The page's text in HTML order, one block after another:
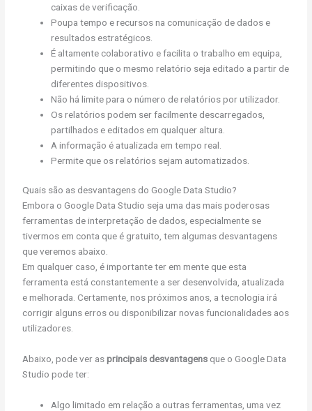
caixas de verificação.
Poupa tempo e recursos na comunicação de dados e
resultados estratégicos.
É altamente colaborativo e facilita o trabalho em equipa,
permitindo que o mesmo relatório seja editado a partir de
diferentes dispositivos.
Não há limite para o número de relatórios por utilizador.
Os relatórios podem ser facilmente descarregados,
partilhados e editados em qualquer altura.
A informação é atualizada em tempo real.
Permite que os relatórios sejam automatizados.
Quais são as desvantagens do Google Data Studio?
Embora o Google Data Studio seja uma das mais poderosas
ferramentas de interpretação de dados, especialmente se
tivermos em conta que é gratuito, tem algumas desvantagens
que veremos abaixo.
Em qualquer caso, é importante ter em mente que esta
ferramenta está constantemente a ser desenvolvida, atualizada
e melhorada. Certamente, nos próximos anos, a tecnologia irá
corrigir alguns erros ou disponibilizar novas funcionalidades aos
utilizadores.
Abaixo, pode ver asprincipais desvantagens que o Google Data
Studio pode ter:
Algo limitado em relação a outras ferramentas, uma vez